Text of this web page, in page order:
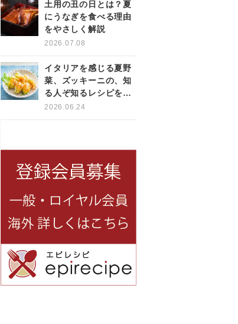
土用の丑の日とは？夏
にうなぎを食べる理由
をやさしく解説
2026.07.08
イタリアを感じる夏野
菜、ズッキーニの、知
る人ぞ知るレシピをご
紹介！
2026.06.24